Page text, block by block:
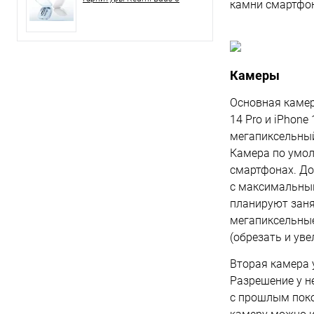
камни
Камеры
Основная
14 Pro и
Камера по
смартфонах.
с
планируют
(обрезать и
Вторая камера
Разрешение у
с прошлым